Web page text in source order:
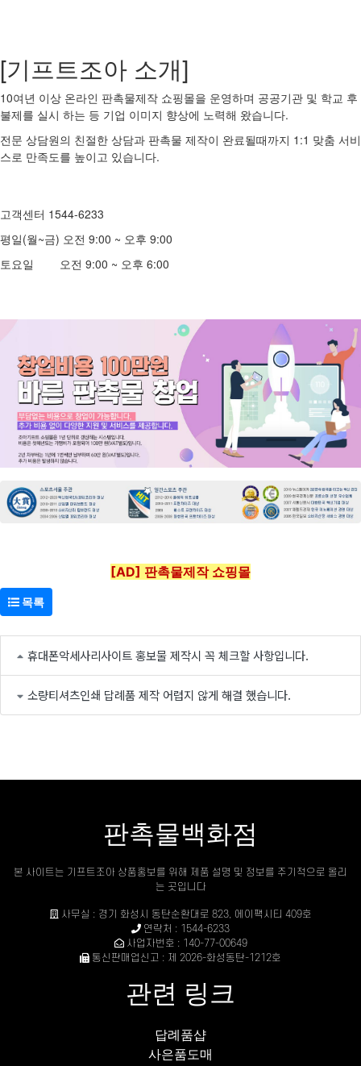
[기프트조아 소개]
10여년 이상 온라인 판촉물제작 쇼핑몰을 운영하며 공공기관 및 학교 후
불제를 실시 하는 등 기업 이미지 향상에 노력해 왔습니다.
전문 상담원의 친절한 상담과 판촉물 제작이 완료될때까지 1:1 맞춤 서비
스로 만족도를 높이고 있습니다.
고객센터 1544-6233
평일(월~금) 오전 9:00 ~ 오후 9:00
토요일 오전 9:00 ~ 오후 6:00
[AD] 판촉물제작 쇼핑몰
목록
휴대폰악세사리사이트 홍보물 제작시 꼭 체크할 사항입니다.
소량티셔츠인쇄 답례품 제작 어렵지 않게 해결 했습니다.
판촉물백화점
본 사이트는 기프트조아 상품홍보를 위해 제품 설명 및 정보를 주기적으로 올리
는 곳입니다
사무실 : 경기 화성시 동탄순환대로 823, 에이팩시티 409호
연락처 : 1544-6233
사업자번호 : 140-77-00649
통신판매업신고 : 제 2026-화성동탄-1212호
관련 링크
답례품샵
사은품도매